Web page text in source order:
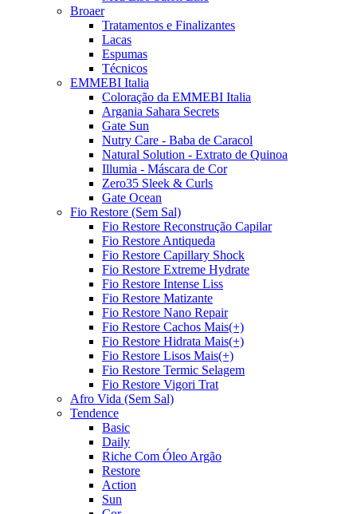
Broaer
Tratamentos e Finalizantes
Lacas
Espumas
Técnicos
EMMEBI Italia
Coloração da EMMEBI Italia
Argania Sahara Secrets
Gate Sun
Nutry Care - Baba de Caracol
Natural Solution - Extrato de Quinoa
Illumia - Máscara de Cor
Zero35 Sleek & Curls
Gate Ocean
Fio Restore (Sem Sal)
Fio Restore Reconstrução Capilar
Fio Restore Antiqueda
Fio Restore Capillary Shock
Fio Restore Extreme Hydrate
Fio Restore Intense Liss
Fio Restore Matizante
Fio Restore Nano Repair
Fio Restore Cachos Mais(+)
Fio Restore Hidrata Mais(+)
Fio Restore Lisos Mais(+)
Fio Restore Termic Selagem
Fio Restore Vigori Trat
Afro Vida (Sem Sal)
Tendence
Basic
Daily
Riche Com Óleo Argão
Restore
Action
Sun